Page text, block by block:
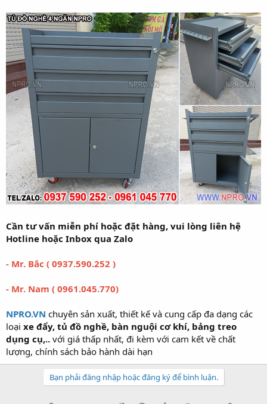
Cần tư vấn miễn phí hoặc đặt hàng, vui lòng liên hệ
Hotline hoặc Inbox qua Zalo
- Mr. Bắc ( 0937.590.252 )
- Mr. Nam ( 0961.045.770)
NPRO.VN chuyên sản xuất, thiết kế và cung cấp đa dạng các
loại xe đẩy, tủ đồ nghề, bàn nguội cơ khí, bảng treo
dụng cụ,.. với giá thấp nhất, đi kèm với cam kết về chất
lượng, chính sách bảo hành dài hạn
Bạn phải đăng nhập hoặc đăng ký để bình luận.